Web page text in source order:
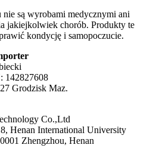
są wyrobami medycznymi ani
jakiejkolwiek chorób. Produkty te
kondycję i samopoczucie.
142827608
Grodzisk Maz.
Co.,Ltd
Henan International University
Zhengzhou, Henan